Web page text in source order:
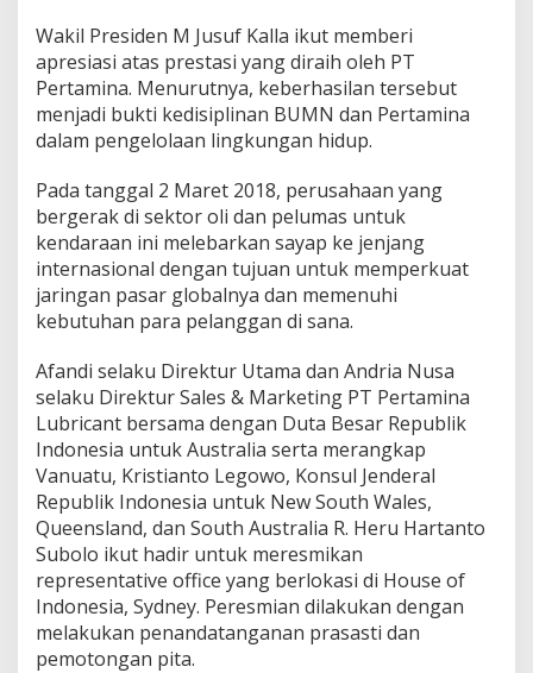
e
r
u
a
h
a
n
e
r
t
a
n
a
B
u
k
a
K
a
n
t
r
d
Wakil Presiden M Jusuf Kalla ikut memberi
apresiasi atas prestasi yang diraih oleh PT
Pertamina. Menurutnya, keberhasilan tersebut
menjadi bukti kedisiplinan BUMN dan Pertamina
dalam pengelolaan lingkungan hidup.
Pada tanggal 2 Maret 2018, perusahaan yang
bergerak di sektor oli dan pelumas untuk
kendaraan ini melebarkan sayap ke jenjang
internasional dengan tujuan untuk memperkuat
jaringan pasar globalnya dan memenuhi
kebutuhan para pelanggan di sana.
Afandi selaku Direktur Utama dan Andria Nusa
selaku Direktur Sales & Marketing PT Pertamina
Lubricant bersama dengan Duta Besar Republik
Indonesia untuk Australia serta merangkap
Vanuatu, Kristianto Legowo, Konsul Jenderal
Republik Indonesia untuk New South Wales,
Queensland, dan South Australia R. Heru Hartanto
Subolo ikut hadir untuk meresmikan
representative office yang berlokasi di House of
Indonesia, Sydney. Peresmian dilakukan dengan
melakukan penandatanganan prasasti dan
pemotongan pita.